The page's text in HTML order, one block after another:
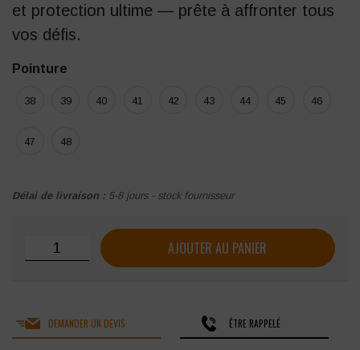
et protection ultime — prête à affronter tous
vos défis.
Pointure
38 39 40 41 42 43 44 45 46
47 48
Délai de livraison : 5-8 jours - stock fournisseur
quantité de Chaussures de securité Uniwork Atlanta S3 CI
AJOUTER AU PANIER
DEMANDER UN DEVIS ÊTRE RAPPELÉ